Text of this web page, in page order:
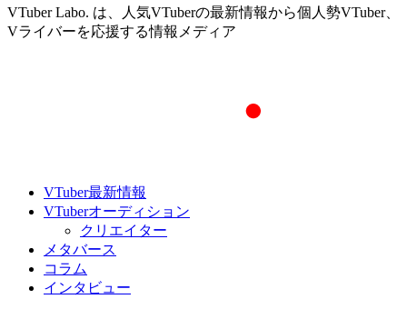
VTuber Labo. は、人気VTuberの最新情報から個人勢VTuber、
Vライバーを応援する情報メディア
VTuber最新情報
VTuberオーディション
クリエイター
メタバース
コラム
インタビュー